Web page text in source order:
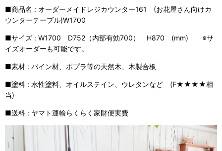
■商品名 : オーダーメイドレジカウンター161 (お花屋さん向けカ
ウンターテーブル)W1700
■サイズ : W1700 D752（内部有効700） H870 (mm) ※サ
イズオーダーも可能です。
■素材 : パイン材、ポプラ等の天然木、木製合板
■塗料 : 水性塗料、オイルステイン、ウレタンなど (F★★★★相
当)
■送料 : ヤマト運輸らくらく家財便実費